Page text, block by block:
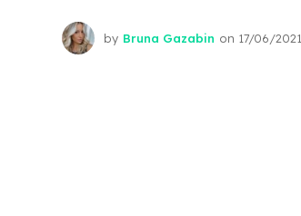
by Bruna Gazabin on 17/06/2021